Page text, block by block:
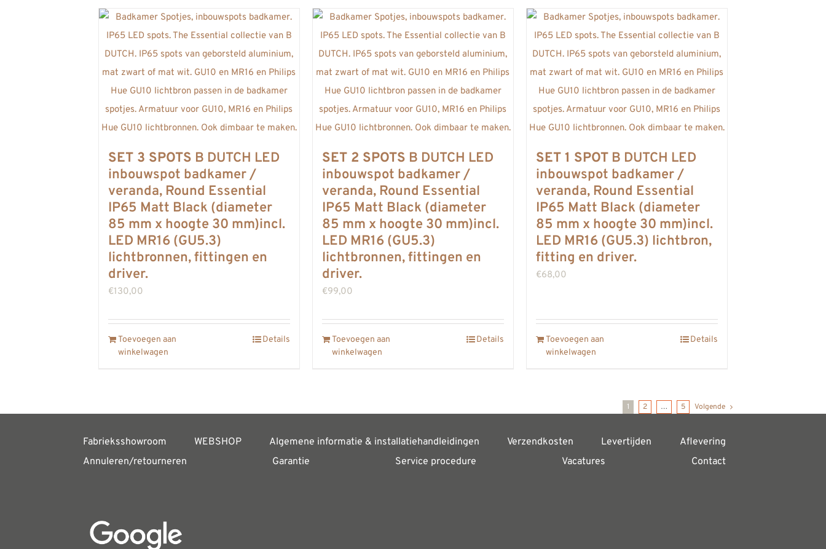
SET 3 SPOTS B DUTCH LED
inbouwspot badkamer /
veranda, Round Essential
IP65 Matt Black (diameter
85 mm x hoogte 30 mm)incl.
LED MR16 (GU5.3)
lichtbronnen, fittingen en
driver.
€130,00
Toevoegen aan
winkelwagen
Details
SET 2 SPOTS B DUTCH LED
inbouwspot badkamer /
veranda, Round Essential
IP65 Matt Black (diameter
85 mm x hoogte 30 mm)incl.
LED MR16 (GU5.3)
lichtbronnen, fittingen en
driver.
€99,00
Toevoegen aan
winkelwagen
Details
SET 1 SPOTB DUTCH LED
inbouwspot badkamer /
veranda, Round Essential
IP65 Matt Black (diameter
85 mm x hoogte 30 mm)incl.
LED MR16 (GU5.3) lichtbron,
fitting en driver.
€68,00
Toevoegen aan
winkelwagen
Details
1 2 … 5 Volgende
Fabrieksshowroom WEBSHOP Algemene informatie & installatiehandleidingen Verzendkosten Levertijden
Aflevering
Annuleren/retourneren
Garantie Service procedure Vacatures Contact